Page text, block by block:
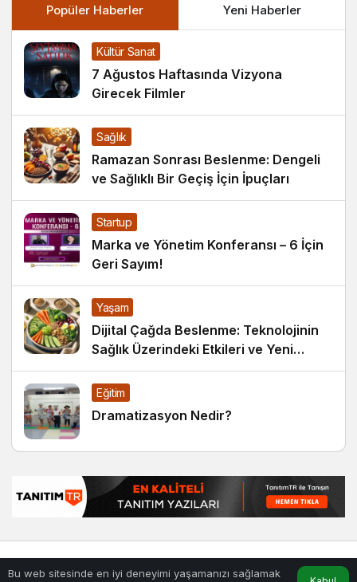
Popüler Haberler Yeni Haberler
Kültür Sanat
7 Ağustos Haftasında Vizyona
Girecek Filmler
Sağlık
Ramazan Sonrası Beslenme: Dengeli
ve Sağlıklı Bir Geçiş İçin İpuçları
Startup
Marka ve Yönetim Konferansı – 6 İçin
Geri Sayım!
Yaşam
Dijital Çağda Beslenme: Teknolojinin
Sağlık Üzerindeki Etkileri ve Yeni
Alışkanlıklar
Eğitim
Dramatizasyon Nedir?
Bu web sitesinde en iyi deneyimi yaşamanızı sağlamak
en iyiler
listesi, bihaber, sağlıklı